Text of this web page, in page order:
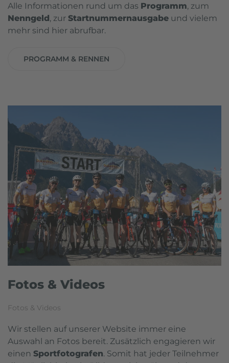
Alle Informationen rund um das Programm, zum
Nenngeld, zur Startnummernausgabe und vielem
mehr sind hier abrufbar.
PROGRAMM & RENNEN
Fotos & Videos
Fotos & Videos
Wir stellen auf unserer Website immer eine
Auswahl an Fotos bereit. Zusätzlich engagieren wir
einen Sportfotografen. Somit hat jeder Teilnehmer